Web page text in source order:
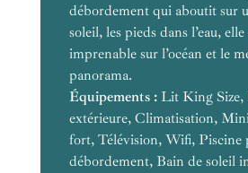
débordement qui aboutit sur
soleil, les pieds dans l’eau,
imprenable sur l’océan et le
panorama.
Équipements :Lit King Size,
extérieure, Climatisation,
fort, Télévision, Wifi, Piscine
débordement, Bain de soleil
Équipements :
Équipements :
Capacité :
Surface :
Équipements :
Équipements :